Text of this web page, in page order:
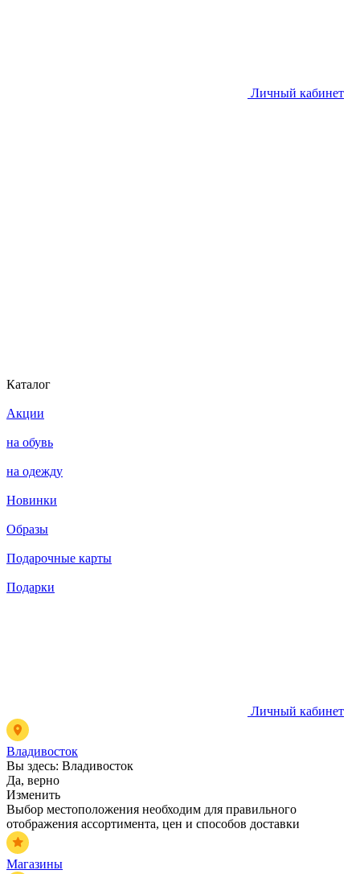
Личный кабинет
Каталог
Акции
на обувь
на одежду
Новинки
Образы
Подарочные карты
Подарки
Личный кабинет
Владивосток
Вы здесь: Владивосток
Да, верно
Изменить
Выбор местоположения необходим для правильного
отображения ассортимента, цен и способов доставки
Магазины